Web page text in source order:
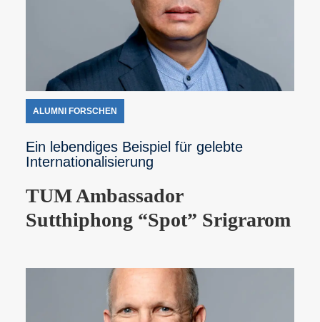
ALUMNI FORSCHEN
Ein lebendiges Beispiel für gelebte
Internationalisierung
TUM Ambassador
Sutthiphong “Spot” Srigrarom